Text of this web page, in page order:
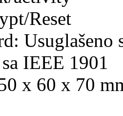
Reset
Usuglašeno
IEEE 1901
x 60 x 70